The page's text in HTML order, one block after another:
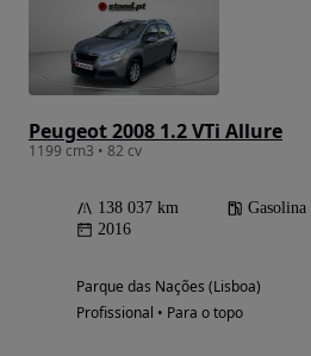
Peugeot 2008 1.2 VTi Allure
1199 cm3 • 82 cv
138 037 km Gasolina
2016
Parque das Nações (Lisboa)
Profissional • Para o topo